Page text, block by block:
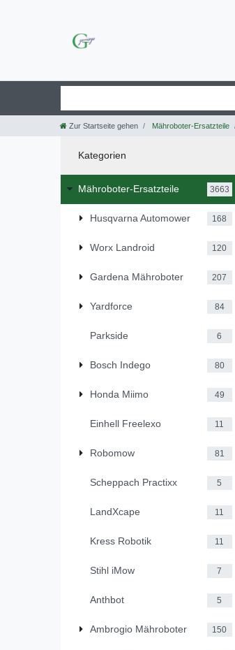
Zur Startseite gehen Mähroboter-Ersatzteile
Kategorien
Mähroboter-Ersatzteile 3663
Husqvarna Automower 168
Worx Landroid 120
Gardena Mähroboter 207
Yardforce 84
Parkside 6
Bosch Indego 80
Honda Miimo 49
Einhell Freelexo 11
Robomow 81
Scheppach Practixx 5
LandXcape 11
Kress Robotik 11
Stihl iMow 7
Anthbot 5
Ambrogio Mähroboter 150